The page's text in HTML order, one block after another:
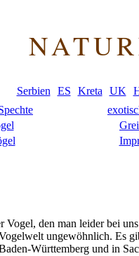
Serbien ES Kreta UK
Vogel, den man leider bei
ungewöhnlich. Es
Württemberg und in